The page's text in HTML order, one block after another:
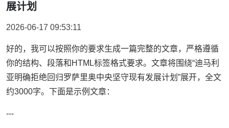
展计划
2026-06-17 09:53:11
好的，我可以按照你的要求生成一篇完整的文章，严格遵循
你的结构、段落和HTML标签格式要求。文章将围绕“迪马利
亚明确拒绝回归罗萨里奥中央坚守现有发展计划”展开，全文
约3000字。下面是示例文章：
---